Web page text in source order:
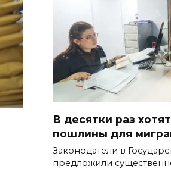
В десятки раз
пошлины для
Законодатели в
предложили